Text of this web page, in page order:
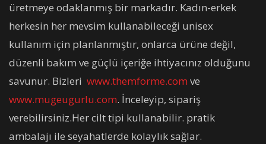
üretmeye odaklanmış bir markadır. Kadın-erkek
herkesin her mevsim kullanabileceği unisex
kullanım için planlanmıştır, onlarca ürüne değil,
düzenli bakım ve güçlü içeriğe ihtiyacınız olduğunu
savunur. Bizleri www.themforme.com ve
www.mugeugurlu.com. İnceleyip, sipariş
verebilirsiniz.Her cilt tipi kullanabilir. pratik
ambalajı ile seyahatlerde kolaylık sağlar.